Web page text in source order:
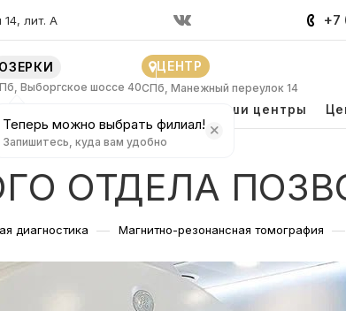
лит. А +7
ОЗЕРКИ
Выборгское шоссе 40
ЦЕНТР
СПб, Манежный переулок 14
Теперь можно выбрать филиал!
Запишитесь, куда вам удобно
клинике Наши центры
ОТДЕЛА
диагностика — Магнитно-резонансная томография —